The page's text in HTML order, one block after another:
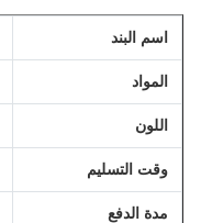
اسم البند
المواد
اللون
وقت التسليم
مدة الدفع